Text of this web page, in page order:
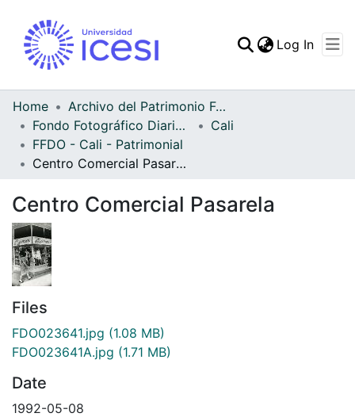
Statistics
Log In
Home
Archivo del Patrimonio Fotográfico y Fílmico del Valle del Cauca
Fondo Fotográfico Diario Occidente
Cali
FFDO - Cali - Patrimonial
Centro Comercial Pasarela
Centro Comercial Pasarela
Files
FDO023641.jpg (1.08 MB)
FDO023641A.jpg (1.71 MB)
Date
1992-05-08